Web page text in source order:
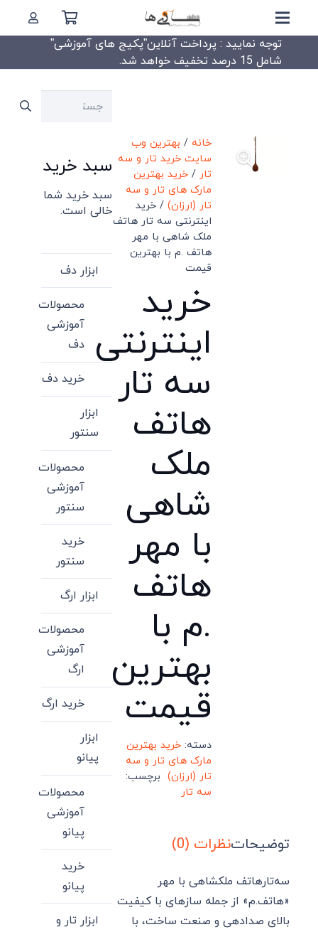
توجه نمایید : پرداخت آنلاین”پکیج های آموزشی”
شامل 15 درصد تخفیف خواهد شد.
خانه / بهترین وب
سایت خرید تار و سه
تار /خرید بهترین
مارک های تار و سه
تار (ارزان) / خرید
اینترنتی سه تار هاتف
ملک شاهی با مهر
هاتف .م با بهترین
قیمت
خرید
اینترنتی
سه تار
هاتف
ملک
شاهی
با مهر
هاتف
.م با
بهترین
قیمت
دسته:خرید بهترین
مارک های تار و سه
تار (ارزان) برچسب:
سه تار
توضیحاتنظرات (0)
سه‌تارهاتف ملکشاهی با مهر
«هاتف.م» از جمله سازهای با کیفیت
بالای صدادهی و صنعت ساخت، با
جستجو
سبد خرید
سبد خرید شما
خالی است.
ابزار دف
محصولات
آموزشی
دف
خرید دف
ابزار
سنتور
محصولات
آموزشی
سنتور
خرید
سنتور
ابزار ارگ
محصولات
آموزشی
ارگ
خرید ارگ
ابزار
پیانو
محصولات
آموزشی
پیانو
خرید
پیانو
ابزار تار و